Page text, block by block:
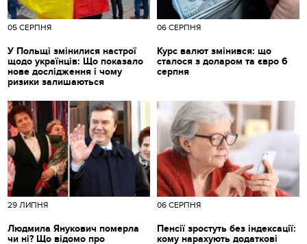
05 СЕРПНЯ
У Польщі змінилися настрої
щодо українців: Що показало
нове дослідження і чому
ризики залишаються
06 СЕРПНЯ
Курс валют змінився: що
сталося з доларом та євро 6
серпня
29 ЛИПНЯ
Людмила Янукович померла
чи ні? Що відомо про
06 СЕРПНЯ
Пенсії зростуть без індексації:
кому нарахують додаткові